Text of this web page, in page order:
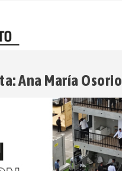
Ana María Osorio